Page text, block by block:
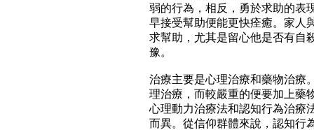
弱的行為，相反，勇於求助的表
早接受幫助便能更快痊癒。家人
求幫助，尤其是留心他是否有自
豫。
治療主要是心理治療和藥物治療
理治療，而較嚴重的便要加上藥
心理動力治療法和認知行為治療
而異。從信仰群體來說，認知行